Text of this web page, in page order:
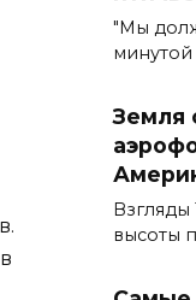
"Мы
Земля
высоты